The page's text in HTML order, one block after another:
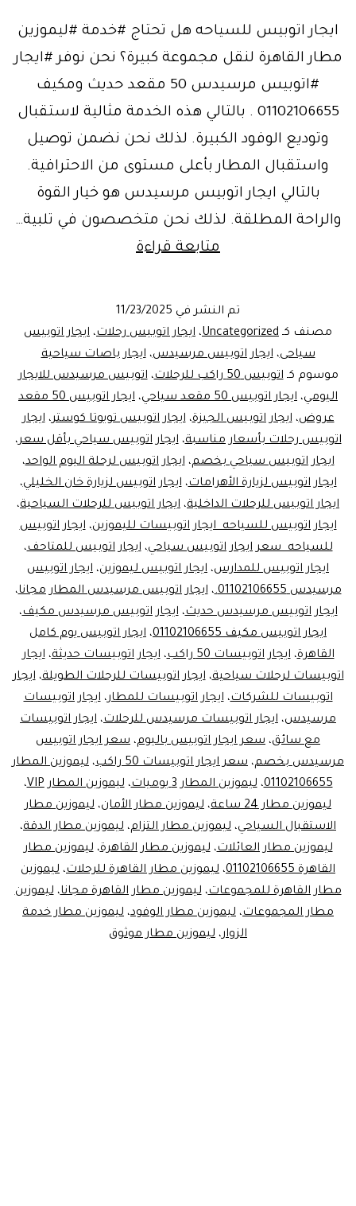
ايجار اتوبيس للسياحه هل تحتاج #خدمة #ليموزين
مطار القاهرة لنقل مجموعة كبيرة؟ نحن نوفر #ايجار
#اتوبيس مرسيدس 50 مقعد حديث ومكيف
01102106655 . بالتالي هذه الخدمة مثالية لاستقبال
وتوديع الوفود الكبيرة. لذلك نحن نضمن توصيل
واستقبال المطار بأعلى مستوى من الاحترافية.
بالتالي ايجار اتوبيس مرسيدس هو خيار القوة
والراحة المطلقة. لذلك نحن متخصصون في تلبية…
متابعة قراءةايجار
للسياحه
اكتشف
الأهرامات
بـ
مرسيدس
50
مقعد
من
ليموزين
مصر
تم النشر في 11/23/2025
مصنف كـ Uncategorized، ايجار اتوبيس رحلات، ايجار اتوبيس
سياحى،ايجار اتوبيس مرسيدس،ايجار باصات سياحية
موسوم كـاتوبيس 50 راكب للرحلات ،اتوبيس مرسيدس للايجار
اليومي، ايجار اتوبيس 50 مقعد سياحي ،
ايجار اتوبيس 50 مقعد
عروض،ايجار اتوبيس الجيزة،ايجار اتوبيس تويوتا كوستر،ايجار
اتوبيس رحلات بأسعار مناسبة،ايجار اتوبيس سياحي بأقل سعر،
ايجار اتوبيس سياحي بخصم،ايجار اتوبيس لرحلة اليوم الواحد،
ايجار اتوبيس لزيارة الأهرامات،ايجار اتوبيس لزيارة خان الخليلي،
ايجار اتوبيس للرحلات الداخلية، ايجار اتوبيس للرحلات السياحية،
ايجار اتوبيس للسياحه ايجار اتوبيسات لليموزين،ايجار اتوبيس
للسياحه سعر ايجار اتوبيس سياحي،ايجار اتوبيس للمتاحف،
ايجار اتوبيس للمدارس، ايجار اتوبيس ليموزين، ايجار اتوبيس
مرسيدس 01102106655.
،ايجار اتوبيس مرسيدس المطار مجانا،
ايجار اتوبيس مرسيدس حديث،ايجار اتوبيس مرسيدس مكيف،
ايجار اتوبيس مكيف 01102106655
، ايجار اتوبيس يوم كامل
القاهرة،ايجار اتوبيسات 50 راكب ،ايجار اتوبيسات حديثة،ايجار
اتوبيسات لرحلات سياحية،ايجار اتوبيسات للرحلات الطويلة،ايجار
اتوبيسات للشركات،ايجار اتوبيسات للمطار،ايجار اتوبيسات
مرسيدس، ايجار اتوبيسات مرسيدس للرحلات، ايجار اتوبيسات
مع سائق، سعر ايجار اتوبيس باليوم، سعر ايجار اتوبيس
مرسيدس بخصم، سعر ايجار اتوبيسات 50 راكب ، ليموزين المطار
01102106655،ليموزين المطار 3 يوميات ،ليموزين المطار VIP
،
ليموزين مطار 24 ساعة
، ليموزين مطار الأمان، ليموزين مطار
الاستقبال السياحي، ليموزين مطار التزام، ليموزين مطار الدقة،
ليموزين مطار العائلات،ليموزين مطار القاهرة،ليموزين مطار
القاهرة 01102106655
، ليموزين مطار القاهرة للرحلات، ليموزين
مطار القاهرة للمجموعات،ليموزين مطار القاهرة مجانا،ليموزين
مطار المجموعات، ليموزين مطار الوفود، ليموزين مطار خدمة
الزوار، ليموزين مطار موثوق